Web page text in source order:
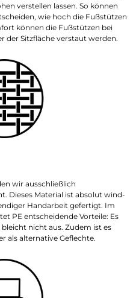
verstellen lassen. So können
wie hoch die Fußstützen
können die Fußstützen bei
der Sitzfläche verstaut werden.
wir ausschließlich
Dieses Material ist absolut wind-
Handarbeit gefertigt. Im
PE entscheidende Vorteile: Es
nicht aus. Zudem ist es
als alternative Geflechte.